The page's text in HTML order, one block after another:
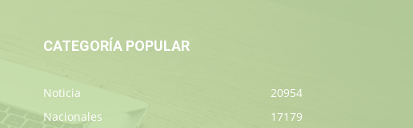
CATEGORÍA POPULAR
Noticia
20954
Nacionales
17179